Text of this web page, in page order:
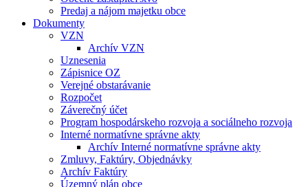
Predaj a nájom majetku obce
Dokumenty
VZN
Archív VZN
Uznesenia
Zápisnice OZ
Verejné obstarávanie
Rozpočet
Záverečný účet
Program hospodárskeho rozvoja a sociálneho rozvoja
Interné normatívne správne akty
Archív Interné normatívne správne akty
Zmluvy, Faktúry, Objednávky
Archív Faktúry
Územný plán obce